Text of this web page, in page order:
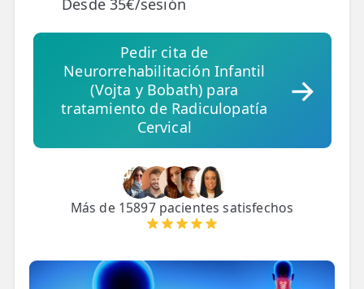
✨ Fisioestética
✨ Radiofrecuencia INDIBA
✨ Drenaje Linfático Manual
✨ Cicatrices y Estrías
Desde 35€/sesión
Pedir cita de
Neurorrehabilitación Infantil
(Vojta y Bobath) para
tratamiento de Radiculopatía
Cervical
Más de 15897 pacientes satisfechos